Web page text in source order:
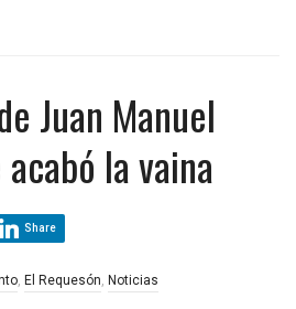
Juan Manuel
la vaina
Share
, El Requesón, Noticias